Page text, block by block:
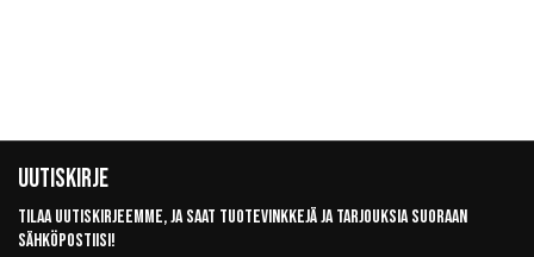
Uutiskirje
Tilaa uutiskirjeemme, ja saat tuotevinkkejä ja tarjouksia suoraan
sähköpostiisi!